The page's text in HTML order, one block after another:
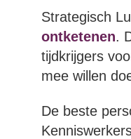
Strategisch
ontketenen.
tijdkrijgers
mee willen
De beste